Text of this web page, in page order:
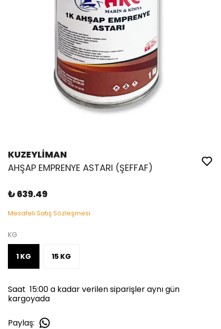
KUZEYLİMAN
AHŞAP EMPRENYE ASTARI (ŞEFFAF)
₺ 639.49
Mesafeli Satış Sözleşmesi
KG
1 KG 15 KG
Saat 15:00 a kadar verilen siparişler aynı gün
kargoyada
Paylaş: